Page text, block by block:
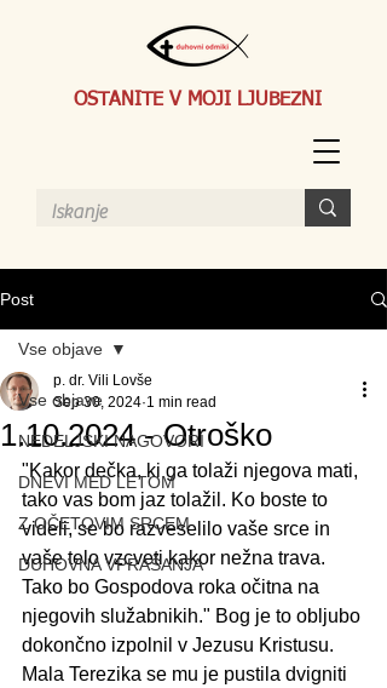
OSTANITE V MOJI LJUBEZNI
Post
Vse objave
NEDELJSKI NAGOVORI
DNEVI MED LETOM
Z OČETOVIM SRCEM
DUHOVNA VPRAŠANJA
Vse objave
1.10.2024 - Otroško
p. dr. Vili Lovše
Sep 30, 2024 1 min read
"Kakor dečka, ki ga tolaži njegova mati,
tako vas bom jaz tolažil. Ko boste to
videli, se bo razveselilo vaše srce in
vaše telo vzcveti kakor nežna trava.
Tako bo Gospodova roka očitna na
njegovih služabnikih." Bog je to obljubo
dokončno izpolnil v Jezusu Kristusu.
Mala Terezika se mu je pustila dvigniti